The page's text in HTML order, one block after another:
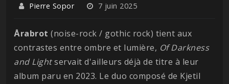
Pierre Sopor 7 juin 2025
Årabrot (noise-rock / gothic rock) tient aux
contrastes entre ombre et lumière, Of Darkness
and Lightservait d'ailleurs déjà de titre à leur
album paru en 2023. Le duo composé de Kjetil